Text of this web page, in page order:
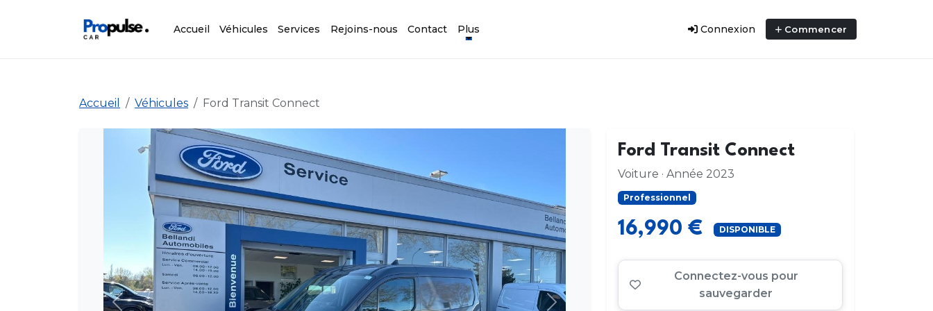
Accueil Véhicules Services Rejoins-nous Contact Plus Connexion Commencer
Accueil Véhicules Ford Transit Connect
Ford Transit Connect
Voiture · Année 2023
Professionnel
16,990 € DISPONIBLE
Connectez-vous pour
sauvegarder